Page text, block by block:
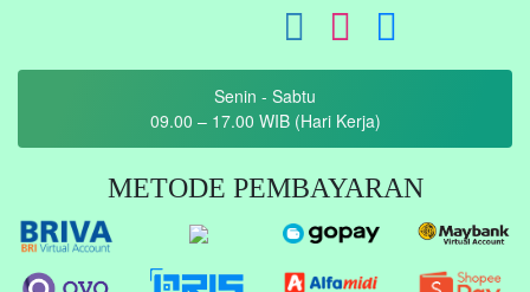
Senin - Sabtu
09.00 – 17.00 WIB (Hari Kerja)
METODE PEMBAYARAN